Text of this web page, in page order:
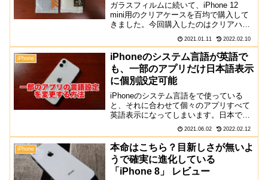
ガラスフィルムに続いて、iPhone 12
mini用のクリアケースを百均で購入して
きました。今回購入したのはクリアハー
ドケースと、TPUタイプのソフトケー
ス。最終的な結論としては前者はダメ
で、後者は良いと思いました。後継モデ
ルのiPhon...
2021.01.11 2022.02.10
iPhone
iPhoneのシステム言語が英語で
も、一部のアプリだけ日本語表示
に個別設定可能
iPhoneのシステム言語をで使っている
と、それに合わせて個々のアプリすべて
英語表示になってしまいます。日本で生
活しているとGoogle Mapなどの地図アプ
リなどで、普段の生活空間が日本語のた
めに、英語表示よりも日本語表示の方が
使いやすい...
2021.06.02 2022.02.12
iPhone
本命はこちら？目新しさが無いよ
うで確実に進化している
「iPhone 8」 レビュー